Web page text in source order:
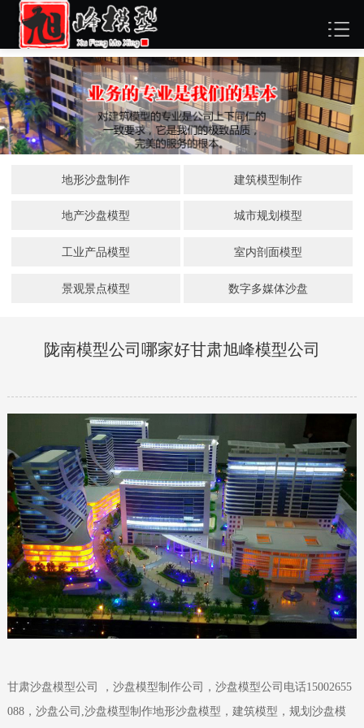
地形沙盘制作 建筑模型制作
地产沙盘模型 城市规划模型
工业产品模型 室内剖面模型
景观景点模型 数字多媒体沙盘
陇南模型公司哪家好甘肃旭峰模型公司
甘肃沙盘模型公司 ，沙盘模型制作公司，沙盘模型公司电话15002655
088，沙盘公司,沙盘模型制作地形沙盘模型，建筑模型，规划沙盘模